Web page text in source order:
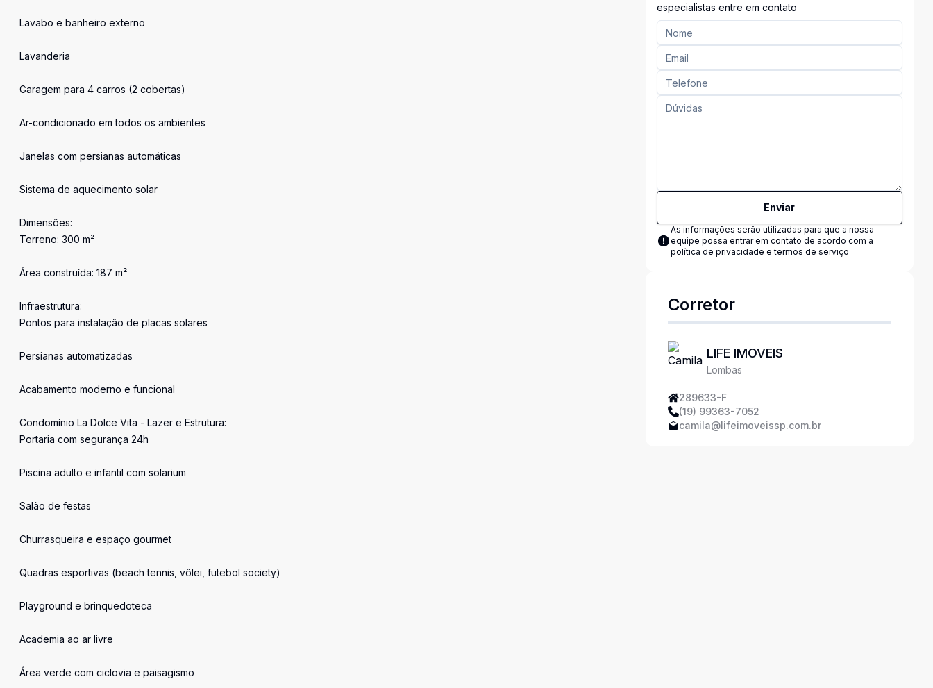
Lavabo e banheiro externo
Lavanderia
Garagem para 4 carros (2 cobertas)
Ar-condicionado em todos os ambientes
Janelas com persianas automáticas
Sistema de aquecimento solar
Dimensões:
Terreno: 300 m²
Área construída: 187 m²
Infraestrutura:
Pontos para instalação de placas solares
Persianas automatizadas
Acabamento moderno e funcional
Condomínio La Dolce Vita - Lazer e Estrutura:
Portaria com segurança 24h
Piscina adulto e infantil com solarium
Salão de festas
Churrasqueira e espaço gourmet
Quadras esportivas (beach tennis, vôlei, futebol society)
Playground e brinquedoteca
Academia ao ar livre
Área verde com ciclovia e paisagismo
especialistas entre em contato
Enviar
As informações serão utilizadas para que a nossa
equipe possa entrar em contato de acordo com a
política de privacidade e termos de serviço
Corretor
LIFE IMOVEIS
Lombas
289633-F
(19) 99363-7052
camila@lifeimoveissp.com.br